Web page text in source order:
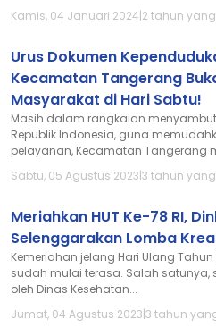
Kamis, 04 Januari 2024|2 tahun
Urus Dokumen
Kecamatan Tangerang
Masyarakat di Hari Sabtu!
Masih dalam rangkaian menyambut
Republik Indonesia, guna
pelayanan, Kecamatan Tangerang
Sabtu, 05 Agustus 2023|3 tahun
Meriahkan HUT Ke-78 RI,
Selenggarakan Lomba
Kemeriahan jelang Hari Ulang Tahun
sudah mulai terasa. Salah satunya,
oleh Dinas Kesehatan...
Jumat, 04 Agustus 2023|3 tahun